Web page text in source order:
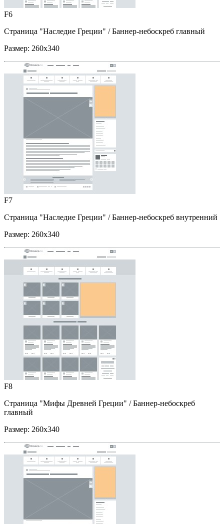
F6
Страница "Наследие Греции" / Баннер-небоскреб главный
Размер: 260x340
F7
Страница "Наследие Греции" / Баннер-небоскреб внутренний
Размер: 260x340
F8
Страница "Мифы Древней Греции" / Баннер-небоскреб
главный
Размер: 260x340